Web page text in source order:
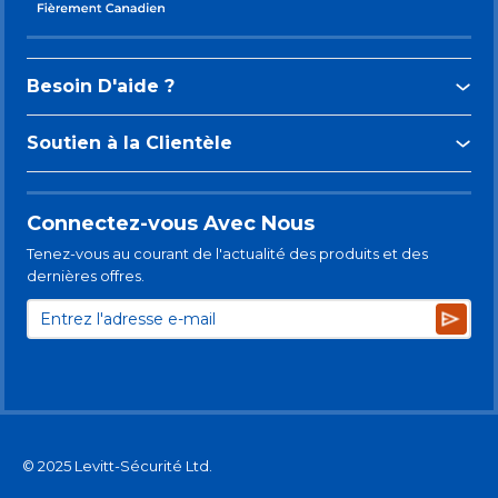
Besoin D'aide ?
Soutien à la Clientèle
Connectez-vous Avec Nous
Tenez-vous au courant de l'actualité des produits et des
dernières offres.
© 2025 Levitt-Sécurité Ltd.